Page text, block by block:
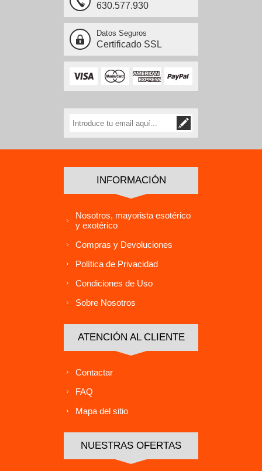
630.577.930
Datos Seguros
Certificado SSL
INFORMACIÓN
Nosotros, mayorista esotérico
y exotérico
Compras y Devoluciones
Política de Privacidad
Condiciones de Uso
Sobre Nosotros
ATENCIÓN AL CLIENTE
Contactar
FAQ
Mapa del sitio
NUESTRAS OFERTAS